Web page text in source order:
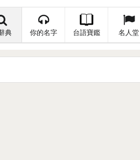
典 你的名字 台語寶鑑 名人堂